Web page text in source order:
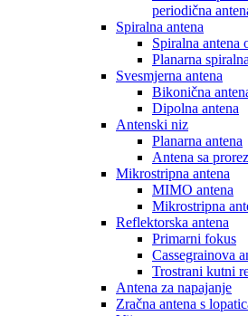
periodična
Spiralna antena
Spiralna antena
Planarna
Svesmjerna antena
Bikonična
Dipolna antena
Antenski niz
Planarna antena
Antena sa
Mikrostripna antena
MIMO antena
Mikrostripna
Reflektorska antena
Primarni fokus
Cassegrainova
Trostrani kutni
Antena za napajanje
Zračna antena s